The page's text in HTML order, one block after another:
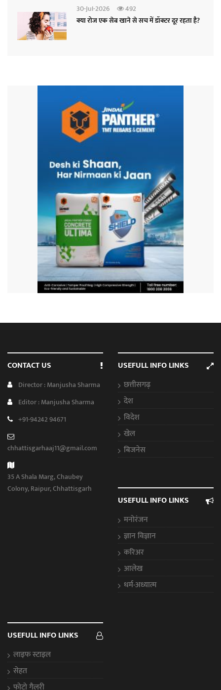
30-Jul-2026
492
क्या रोज एक सेब खाने से सच में डॉक्टर दूर रहता है?
CONTACT US
Director : Manjusha Sharma
Editor : Manjusha Sharma
+91-94242 94671
chhattisgarhaaj11@gmail.com
35 A Shala Marg, Chaubey
Colony, Raipur, Chhattisgarh
USEFULL INFO LINKS
छत्तीसगढ़
देश
विदेश
खेल
बिजनेस
USEFULL INFO LINKS
मनोरंजन
ज्ञान विज्ञान
करिअर
आलेख
धर्म-अध्यात्म
USEFULL INFO LINKS
लाइफ स्टाइल
सेहत
फोटो गैलरी